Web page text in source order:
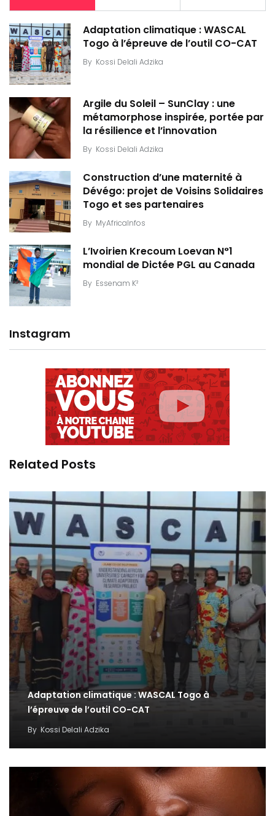
Adaptation climatique : WASCAL
Togo à l’épreuve de l’outil CO-CAT
By Kossi Delali Adzika
Argile du Soleil – SunClay : une
métamorphose inspirée, portée par
la résilience et l’innovation
By Kossi Delali Adzika
Construction d’une maternité à
Dévégo: projet de Voisins Solidaires
Togo et ses partenaires
By MyAfricaInfos
L’Ivoirien Krecoum Loevan N°1
mondial de Dictée PGL au Canada
By Essenam K²
Instagram
Related Posts
Adaptation climatique : WASCAL Togo à
l’épreuve de l’outil CO-CAT
By Kossi Delali Adzika